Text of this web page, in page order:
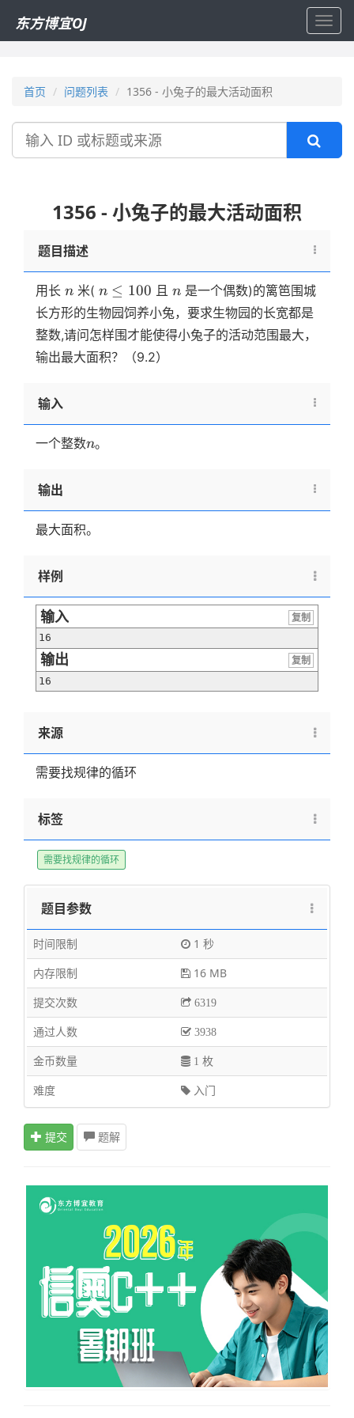
东方博宜OJ
首页 问题列表 1356 - 小兔子的最大活动面积
搜
1356 - 小兔子的最大活动面积
题目描述
用长 n
n 米( n
\le
100
n ≤ 100 且 n
n是一个偶数)的篱笆围城
长方形的生物园饲养小兔，要求生物园的长宽都是
整数,请问怎样围才能使得小兔子的活动范围最大，
输出最大面积？（9.2）
输入
一个整数n
n。
输出
最大面积。
样例
输入
复制
16
输出
复制
16
来源
需要找规律的循环
标签
需要找规律的循环
题目参数
时间限制
1 秒
内存限制
16 MB
提交次数
6319
通过人数 3938
金币数量 1 枚
难度 入门
提交 题解